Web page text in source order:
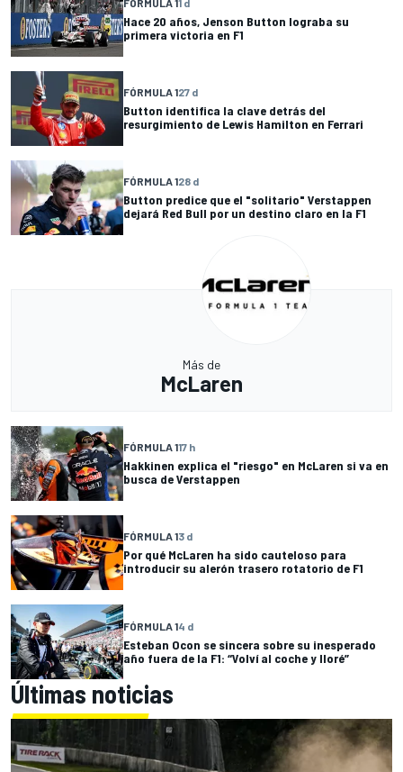
FÓRMULA 11 d
Hace 20 años, Jenson Button lograba su
primera victoria en F1
FÓRMULA 127 d
Button identifica la clave detrás del
resurgimiento de Lewis Hamilton en Ferrari
FÓRMULA 128 d
Button predice que el "solitario" Verstappen
dejará Red Bull por un destino claro en la F1
Más de
McLaren
FÓRMULA 117 h
Hakkinen explica el "riesgo" en McLaren si va en
busca de Verstappen
FÓRMULA 13 d
Por qué McLaren ha sido cauteloso para
introducir su alerón trasero rotatorio de F1
FÓRMULA 14 d
Esteban Ocon se sincera sobre su inesperado
año fuera de la F1: “Volví al coche y lloré”
Últimas noticias